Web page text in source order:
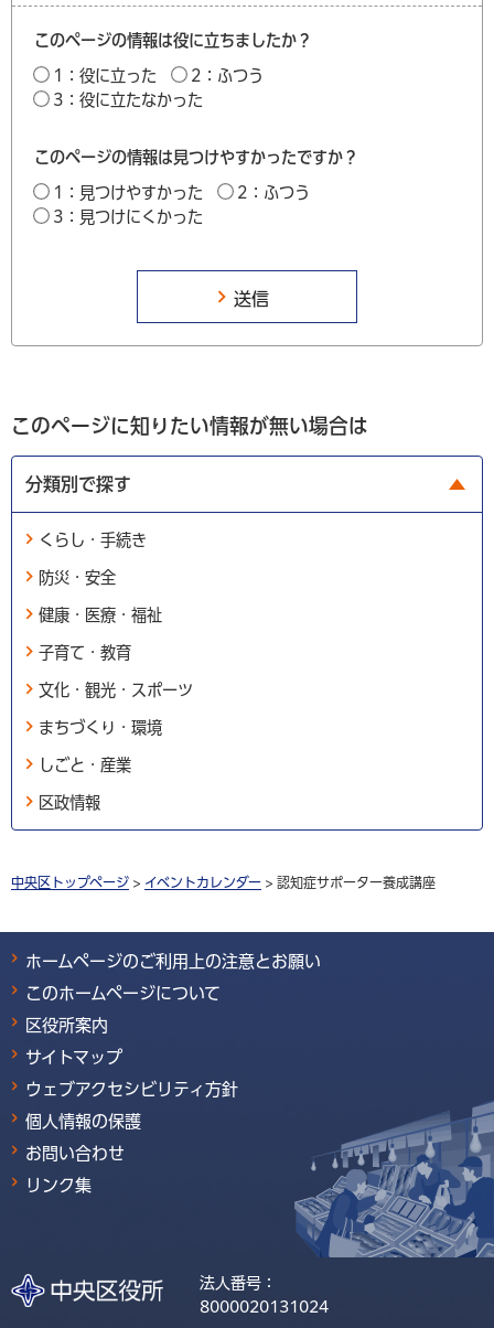
このページの情報は役に立ちましたか？
1：役に立った
2：ふつう
3：役に立たなかった
このページの情報は見つけやすかったですか？
1：見つけやすかった
2：ふつう
3：見つけにくかった
このページに知りたい情報が無い場合は
分類別で探す
くらし・手続き
防災・安全
健康・医療・福祉
子育て・教育
文化・観光・スポーツ
まちづくり・環境
しごと・産業
区政情報
中央区トップページ > イベントカレンダー > 認知症サポーター養成講座
ホームページのご利用上の注意とお願い
このホームページについて
区役所案内
サイトマップ
ウェブアクセシビリティ方針
個人情報の保護
お問い合わせ
リンク集
法人番号：
8000020131024